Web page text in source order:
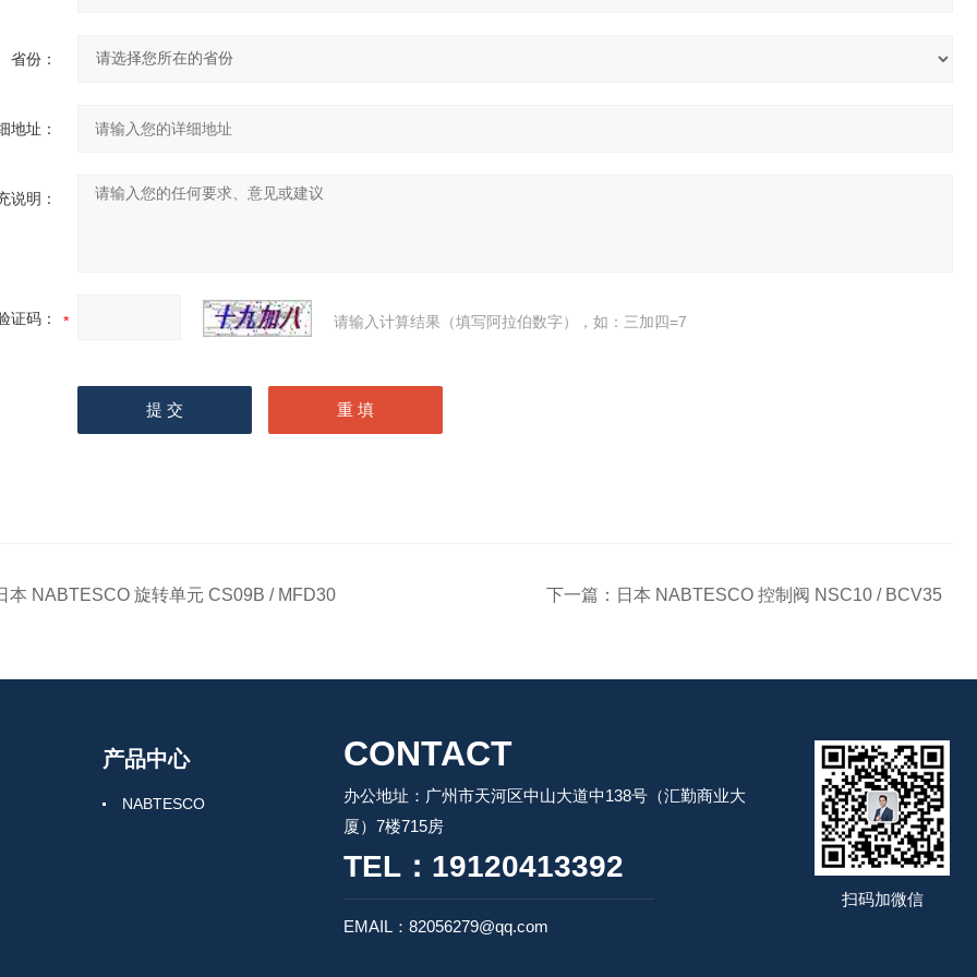
省份：
地址：
说明：
证码： 请输入计算结果（填写阿拉伯数字），如：三加四=7
本 NABTESCO 旋转单元 CS09B / MFD30 下一篇： 日本 NABTESCO 控制阀 NSC10 / BCV35
产品中心
NABTESCO
CONTACT
办公地址：广州市天河区中山大道中138号（汇勤商业大
厦）7楼715房
TEL：19120413392
EMAIL：82056279@qq.com
扫码加微信